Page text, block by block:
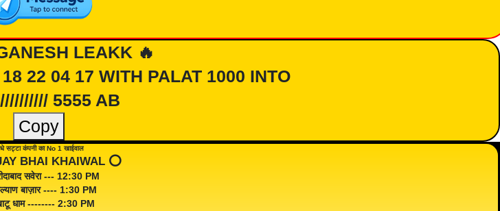
LEAKK 🔥
22 04 17 WITH PALAT 1000 INTO
5555 AB
Copy
सट्टा कंपनी का No 1 खाईवाल
BHAI KHAIWAL ⭕️
सवेरा --- 12:30 PM
बाज़ार ---- 1:30 PM
धाम -------- 2:30 PM